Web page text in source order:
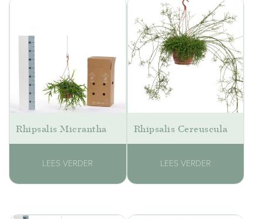
Rhipsalis Micrantha
LEES VERDER
Rhipsalis Cereuscula
LEES VERDER